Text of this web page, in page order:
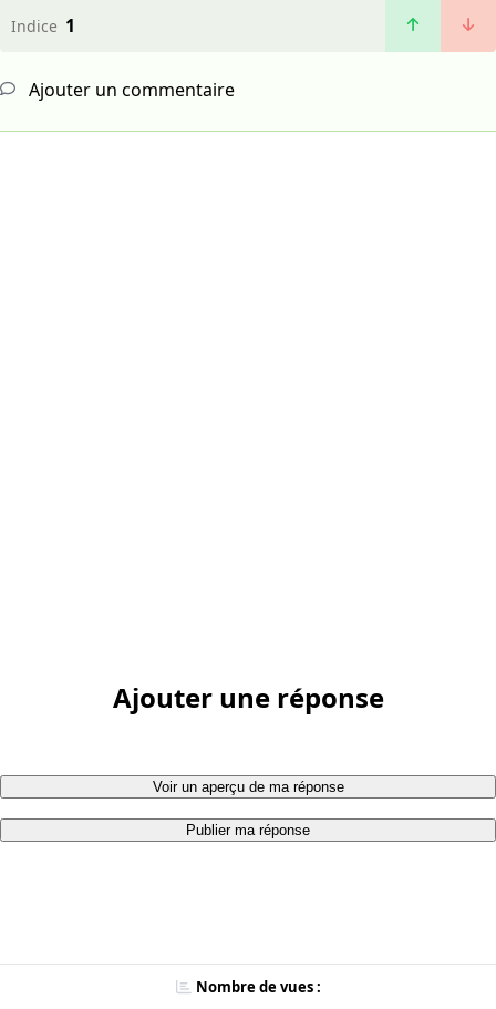
Indice 1
Ajouter un commentaire
Ajouter une réponse
Voir un aperçu de ma réponse
Publier ma réponse
Nombre de vues :